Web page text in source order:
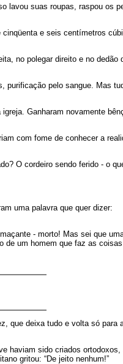
lavou suas roupas, raspou os
e seis centímetros
no polegar direito e no dedão
purificação pelo sangue. Mas
Ganharam novamente
com fome de conhecer a
O cordeiro sendo ferido - o
uma palavra que quer dizer:
- morto! Mas sei que
de um homem que faz as
que deixa tudo e volta só para
haviam sido criados ortodoxos,
gritou: “De jeito nenhum!”